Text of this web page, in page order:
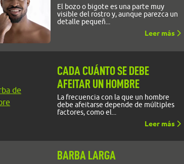
El bozo o bigote es una parte muy
visible del rostro y, aunque parezca un
detalle pequeñ...
Leer más
CADA CUÁNTO SE DEBE
AFEITAR UN HOMBRE
La frecuencia con la que un hombre
debe afeitarse depende de múltiples
factores, como el...
Leer más
BARBA LARGA